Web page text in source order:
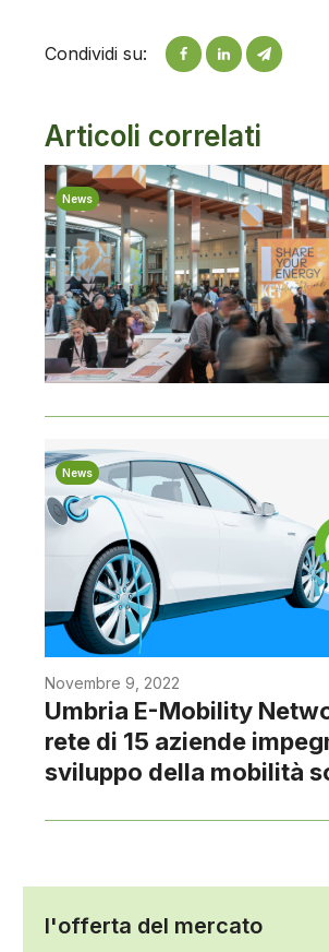
Condividi su:
Articoli correlati
News
News
Novembre 9, 2022
Umbria E-Mobility
rete di 15 aziende
sviluppo della mobilità
l'offerta del mercato